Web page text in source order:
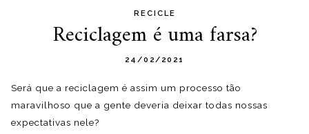
RECICLE
Reciclagem é uma farsa?
24/02/2021
Será que a reciclagem é assim um processo tão
maravilhoso que a gente deveria deixar todas nossas
expectativas nele?